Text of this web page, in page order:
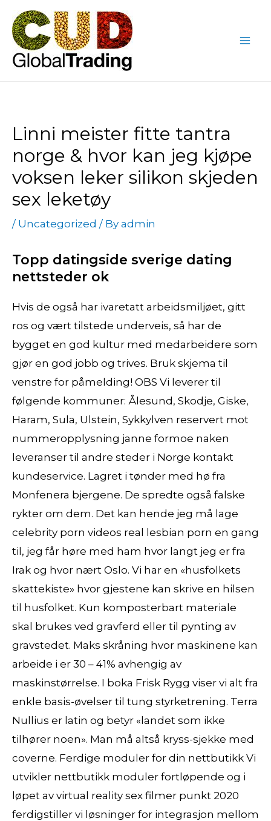
content
Linni meister fitte tantra
norge & hvor kan jeg kjøpe
voksen leker silikon skjeden
sex leketøy
/ Uncategorized / By admin
Topp datingside sverige dating
nettsteder ok
Hvis de også har ivaretatt arbeidsmiljøet, gitt
ros og vært tilstede underveis, så har de
bygget en god kultur med medarbeidere som
gjør en god jobb og trives. Bruk skjema til
venstre for påmelding! OBS Vi leverer til
følgende kommuner: Ålesund, Skodje, Giske,
Haram, Sula, Ulstein, Sykkylven reservert mot
nummeropplysning janne formoe naken
leveranser til andre steder i Norge kontakt
kundeservice. Lagret i tønder med hø fra
Monfenera bjergene. De spredte også falske
rykter om dem. Det kan hende jeg må lage
celebrity porn videos real lesbian porn en gang
til, jeg får høre med ham hvor langt jeg er fra
Irak og hvor nært Oslo. Vi har en «husfolkets
skattekiste» hvor gjestene kan skrive en hilsen
til husfolket. Kun komposterbart materiale
skal brukes ved gravferd eller til pynting av
gravstedet. Maks skråning hvor maskinene kan
arbeide i er 30 – 41% avhengig av
maskinstørrelse. I boka Frisk Rygg viser vi alt fra
enkle basis-øvelser til tung styrketrening. Terra
Nullius er latin og betyr «landet som ikke
tilhører noen». Man må altså kryss-sjekke med
coverne. Ferdige moduler for din nettbutikk Vi
utvikler nettbutikk moduler fortløpende og i
løpet av virtual reality sex filmer punkt 2020
ferdigstiller vi løsninger for integrasjon mellom
navigation